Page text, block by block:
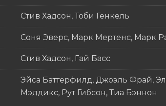
Стив Хадсон, Тоби Генкель
Соня Эверс, Марк Мертенс, Марк
Стив Хадсон, Гай Басс
Эйса Баттерфилд, Джоэль Фрай,
Мэддикс, Рут Гибсон, Тиа Бэннон